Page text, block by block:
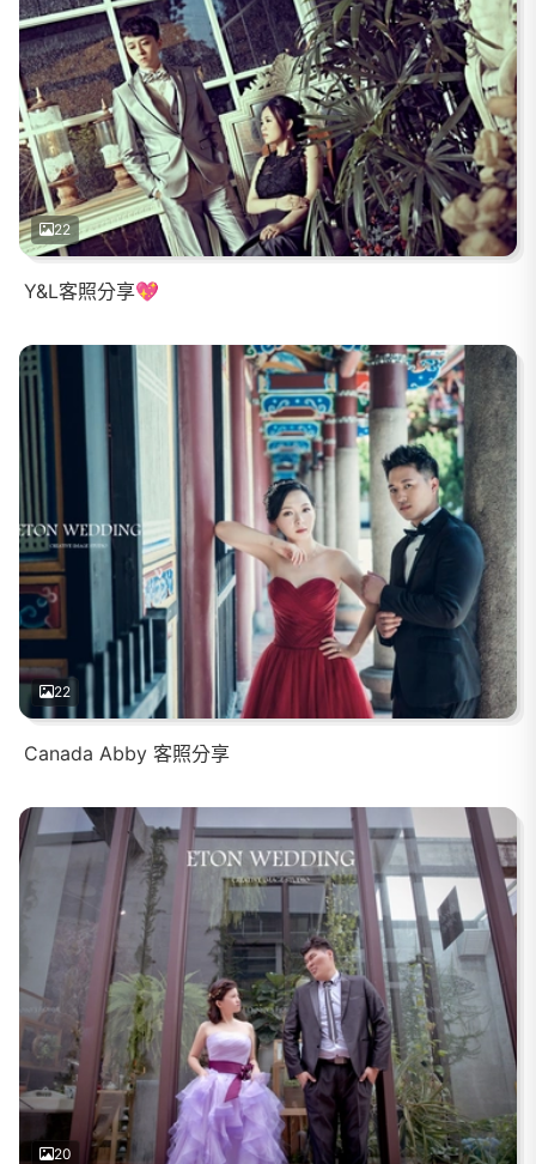
22
Y&L客照分享💖
22
Canada Abby 客照分享
20